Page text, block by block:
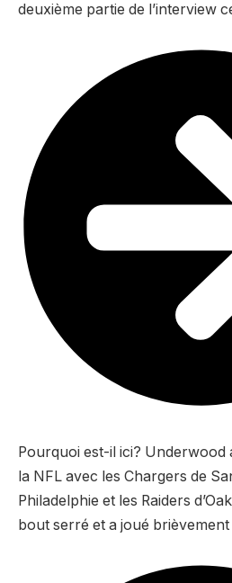
deuxième partie de l’interview
Pourquoi est-il ici?
la NFL avec les Chargers de
Philadelphie et les Raiders
bout serré et a joué brièvement